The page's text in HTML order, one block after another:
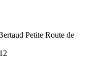
Petite Route de